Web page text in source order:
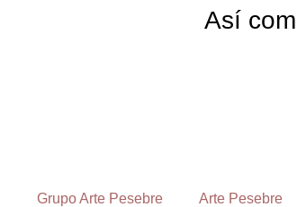
Así
Grupo Arte Pesebre Arte Pesebre